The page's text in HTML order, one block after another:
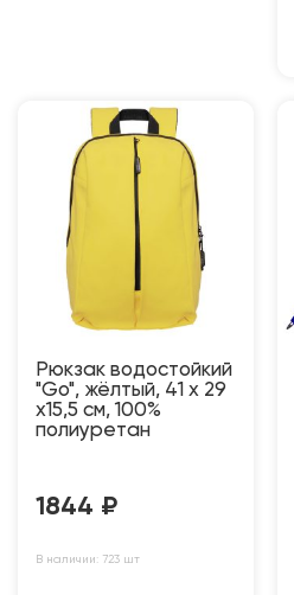
Рюкзак водостойкий
"Go", жёлтый, 41 х 29
х15,5 см, 100%
полиуретан
1844 ₽
В наличии: 723 шт